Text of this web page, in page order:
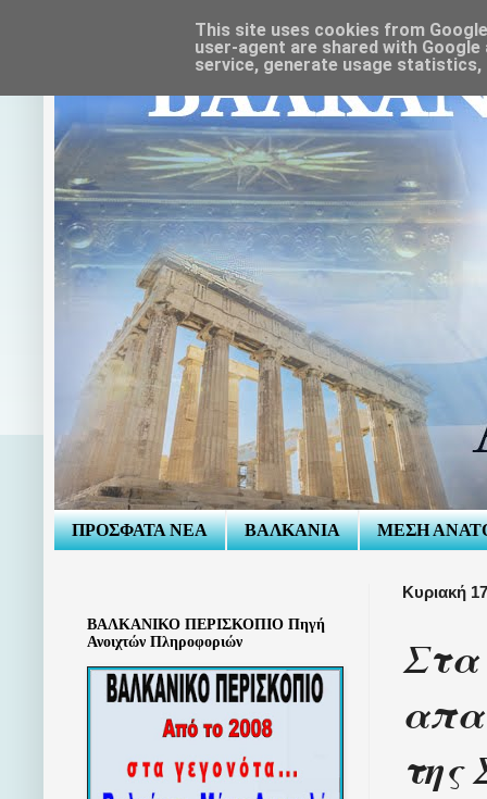
ΠΡΟΣΦΑΤΑ ΝΕΑ ΒΑΛΚΑΝΙΑ ΜΕΣΗ
Κυριακή
Στα
της
ΒΑΛΚΑΝΙΚΟ ΠΕΡΙΣΚΟΠΙΟ Πηγή
Ανοιχτών Πληροφοριών
This site uses cookies from
user-agent are shared with
service, generate usage statistics,